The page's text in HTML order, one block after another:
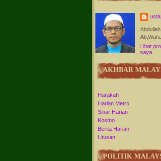
Lihat
saya
AKHBAR
Harakah
Harian Metro
Sinar Harian
Kosmo
Berita Harian
Utusan
POLITIK